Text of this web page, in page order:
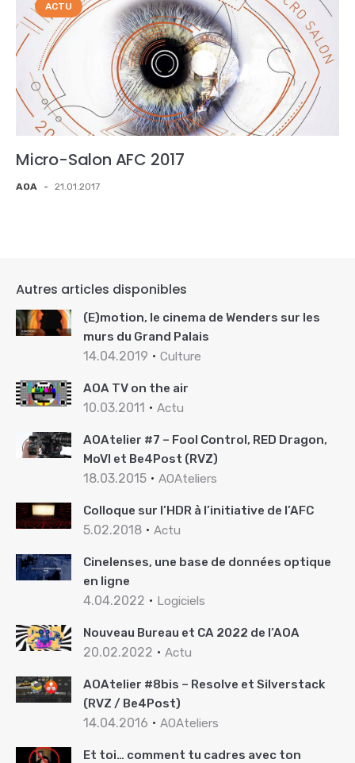
ACTU
Micro-Salon AFC 2017
AOA - 21.01.2017
Autres articles disponibles
(E)motion, le cinema de Wenders sur les
murs du Grand Palais
14.04.2019 Culture
AOA TV on the air
10.03.2011 Actu
AOAtelier #7 – Fool Control, RED Dragon,
MoVI et Be4Post (RVZ)
18.03.2015 AOAteliers
Colloque sur l’HDR à l’initiative de l’AFC
5.02.2018 Actu
Cinelenses, une base de données optique
en ligne
4.04.2022 Logiciels
Nouveau Bureau et CA 2022 de l’AOA
20.02.2022 Actu
AOAtelier #8bis – Resolve et Silverstack
(RVZ / Be4Post)
14.04.2016 AOAteliers
Et toi… comment tu cadres avec ton